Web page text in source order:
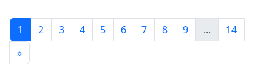
1 2 3 4 5 6 7 8 9 ...
14
»